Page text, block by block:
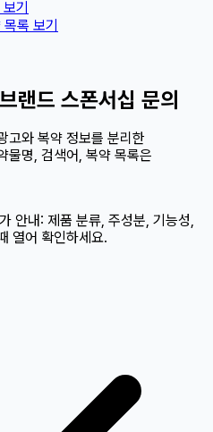
기
목록 보기
랜드 스폰서십 문의
고와 복약 정보를 분리한
물명, 검색어, 복약 목록은
안내: 제품 분류, 주성분, 기능성,
열어 확인하세요.